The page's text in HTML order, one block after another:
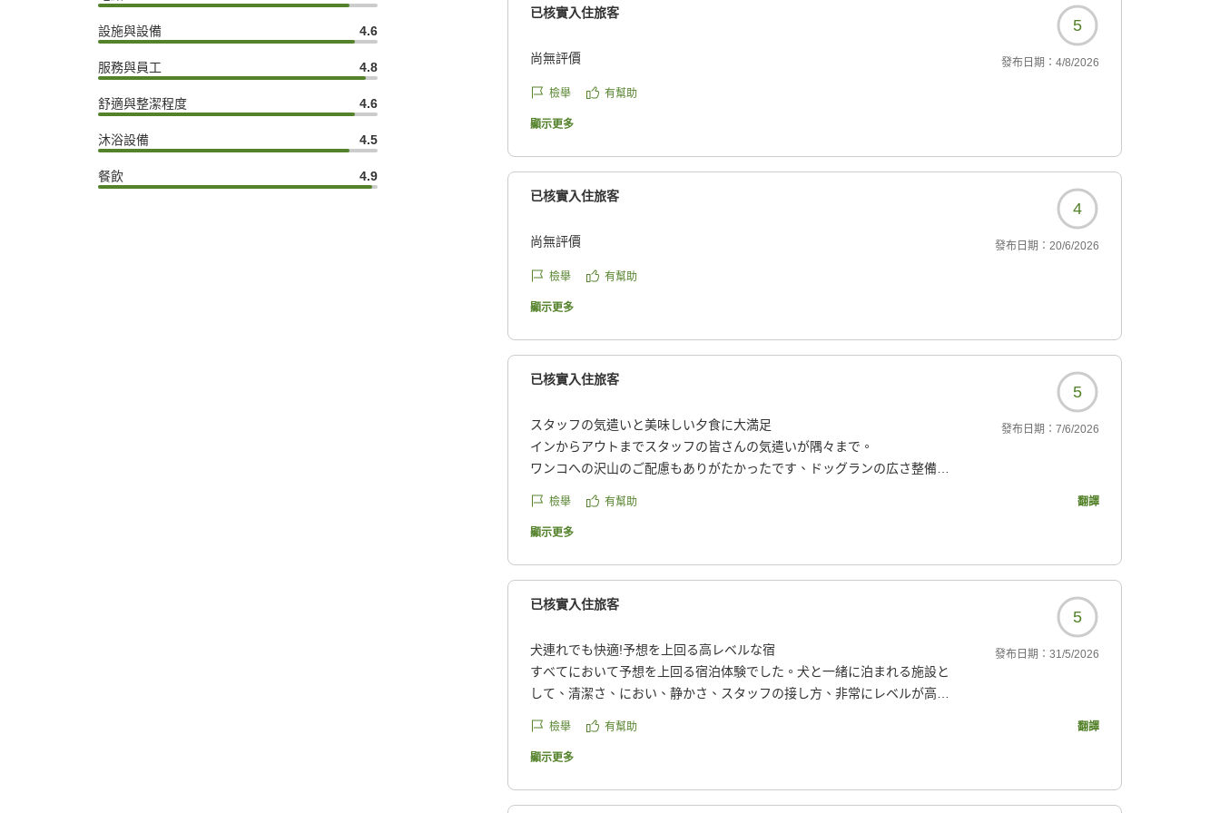
設施與設備 4.6
服務與員工 4.8
舒適與整潔程度 4.6
沐浴設備 4.5
餐飲 4.9
已核實入住旅客
5
尚無評價 發布日期： 4/8/2026
檢舉 有幫助
顯示更多
已核實入住旅客
4
尚無評價 發布日期： 20/6/2026
檢舉 有幫助
顯示更多
已核實入住旅客
5
スタッフの気遣いと美味しい夕食に大満足
インからアウトまでスタッフの皆さんの気遣いが隅々まで。
ワンコへの沢山のご配慮もありがたかったです、ドッグランの広さ整備
ベランダで木々を眺めならがらの時間も最高でした。そして夕飯は最高に
美味しくいただきました。
クチコミの詳細はこちらから
https://review.travel.rakuten.co.jp/hotel/voice/144546?
發布日期： 7/6/2026
檢舉 有幫助 翻譯
顯示更多
已核實入住旅客
5
犬連れでも快適!予想を上回る高レベルな宿
すべてにおいて予想を上回る宿泊体験でした。犬と一緒に泊まれる施設と
して、清潔さ、におい、静かさ、スタッフの接し方、非常にレベルが高い
けられなかったことぐらいで、大変満足しました。また違う季節に泊まっ
てみたいです。
https://review.travel.rakuten.co.jp/hotel/voice/144546?
發布日期： 31/5/2026
檢舉 有幫助 翻譯
顯示更多